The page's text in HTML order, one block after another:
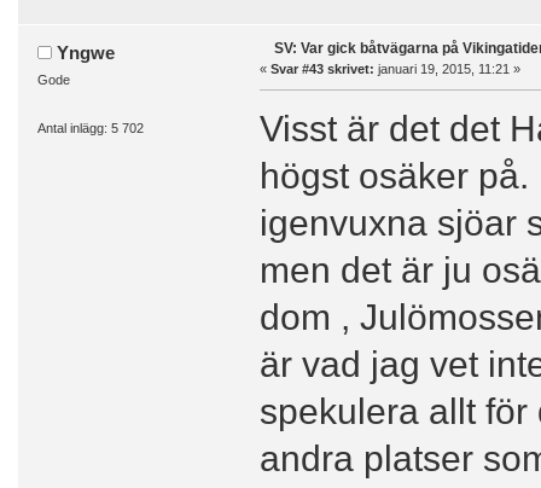
Yngwe
Gode
Antal inlägg: 5 702
SV: Var gick båtvägarna på
« Svar #43 skrivet: januari 19, 2015, 11:21 »
Visst är det det
högst osäker
igenvuxna sjöar
men det är ju
dom ,
är vad jag vet
spekulera allt
andra platser